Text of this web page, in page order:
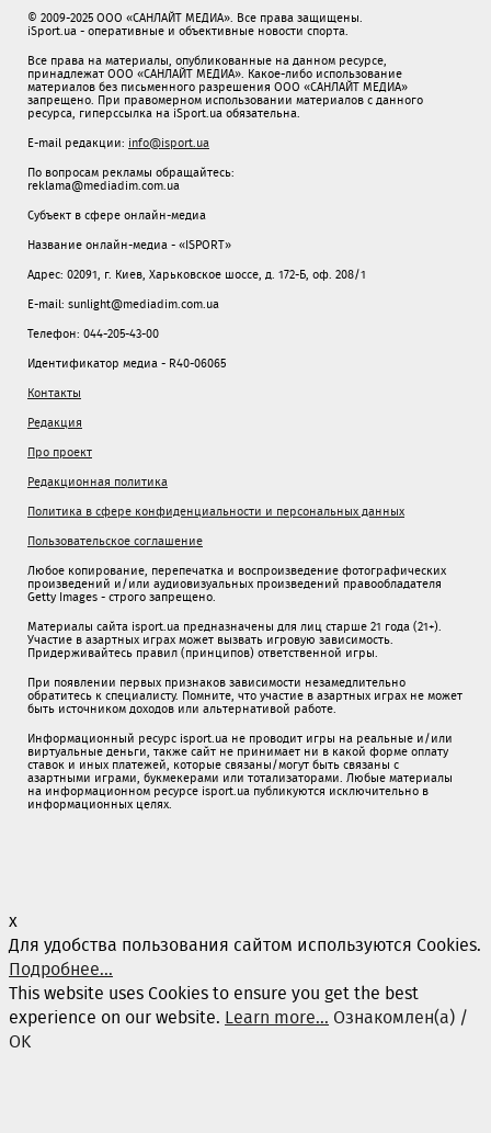
© 2009-2025 ООО «САНЛАЙТ МЕДИА». Все права защищены.
iSport.ua - оперативные и объективные новости спорта.
Все права на материалы, опубликованные на данном ресурсе,
принадлежат ООО «САНЛАЙТ МЕДИА». Какое-либо использование
материалов без письменного разрешения ООО «САНЛАЙТ МЕДИА»
запрещено. При правомерном использовании материалов с данного
ресурса, гиперссылка на iSport.ua обязательна.
E-mail редакции: info@isport.ua
По вопросам рекламы обращайтесь:
reklama@mediadim.com.ua
Субъект в сфере онлайн-медиа
Название онлайн-медиа - «ISPORT»
Адрес: 02091, г. Киев, Харьковское шоссе, д. 172-Б, оф. 208/1
E-mail: sunlight@mediadim.com.ua
Телефон: 044-205-43-00
Идентификатор медиа - R40-06065
Контакты
Редакция
Про проект
Редакционная политика
Политика в сфере конфиденциальности и персональных данных
Пользовательское соглашение
Любое копирование, перепечатка и воспроизведение фотографических
произведений и/или аудиовизуальных произведений правообладателя
Getty Images - строго запрещено.
Материалы сайта isport.ua предназначены для лиц старше 21 года (21+).
Участие в азартных играх может вызвать игровую зависимость.
Придерживайтесь правил (принципов) ответственной игры.
При появлении первых признаков зависимости незамедлительно
обратитесь к специалисту. Помните, что участие в азартных играх не может
быть источником доходов или альтернативой работе.
Информационный ресурс isport.ua не проводит игры на реальные и/или
виртуальные деньги, также сайт не принимает ни в какой форме oплaту
ставок и иных платежей, которые связаны/могут быть связаны c
азартными игрaми, букмекерами или тотализаторами. Любые материалы
на информационном ресурсе isport.ua публикуютcя исключительно в
информационных целях.
x
Для удобства пользования сайтом используются Cookies.
Подробнее...
This website uses Cookies to ensure you get the best
experience on our website. Learn more... Ознакомлен(а) /
OK